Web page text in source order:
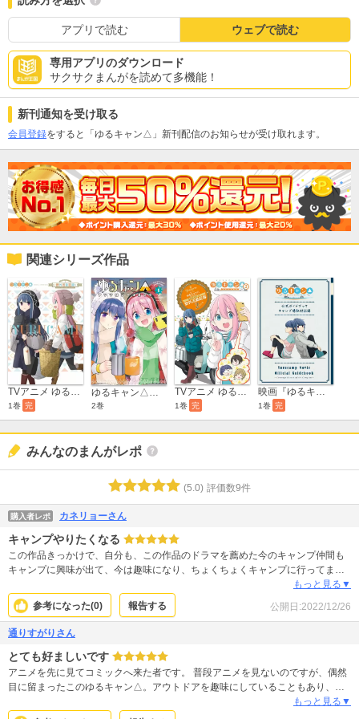
アプリで読む ウェブで読む
専用アプリのダウンロード
サクサクまんがを読めて多機能！
新刊通知を受け取る
会員登録をすると「ゆるキャン△」新刊配信のお知らせが受け取れます。
関連シリーズ作品
1巻 完 2巻
TVアニメ ゆるキャン△ SEASON2 公式ガイドブック 野外活動記録2さつめ
1巻 完 1巻 完
みんなのまんがレポ
(5.0) 評価数9件
購入者レポ カネリョーさん
キャンプやりたくなる
この作品きっかけで、自分も、この作品のドラマを薦めた今のキャンプ仲間も
キャンプに興味が出て、今は趣味になり、ちょくちょくキャンプに行ってま
す！ 余り趣味のない自分にお金と時間は掛かるけど、良い趣味と引き合わせて
くれたあfろ先生には感謝してます。
もっと見る▼
参考になった(0) 報告する 公開日:2022/12/26
通りすがりさん
とても好ましいです
アニメを先に見てコミックへ来た者です。 普段アニメを見ないのですが、偶然
目に留まったこのゆるキャン△。アウトドアを趣味にしていることもあり、ち
ょっと見てみるか〜と軽い気持ちで見たところすっかり虜になりました。ため
になることがさりげなく紹介されていて、一人でもみんなでもキャンプしたく
もっと見る▼